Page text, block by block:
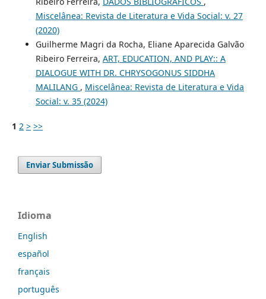
Miscelânea: Revista de Literatura e Vida Social: v. 27
(2020)
Guilherme Magri da Rocha, Eliane Aparecida Galvão
Ribeiro Ferreira, ART, EDUCATION, AND PLAY:: A
DIALOGUE WITH DR. CHRYSOGONUS SIDDHA
MALILANG , Miscelânea: Revista de Literatura e Vida
Social: v. 35 (2024)
1 2 > >>
Enviar Submissão
Idioma
English
español
français
português